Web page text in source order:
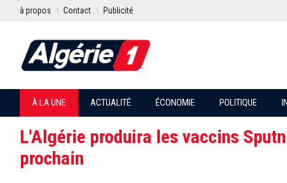
à propos Contact Publicité
À LA UNE ACTUALITÉ ÉCONOMIE POLITIQUE
L'Algérie produira les vaccins
prochain